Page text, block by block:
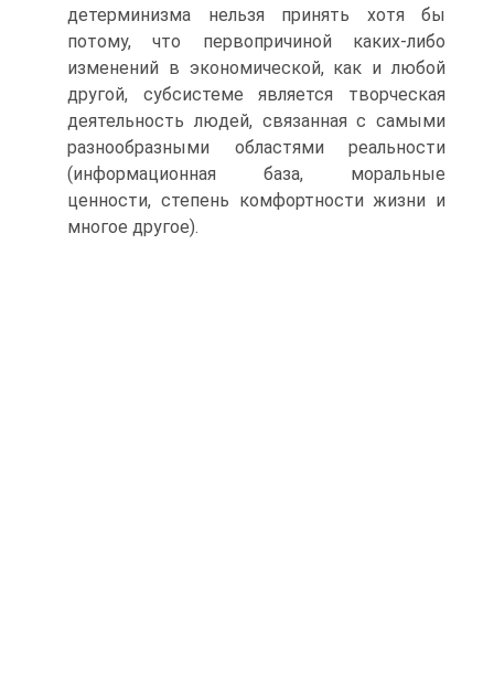
детерминизма нельзя принять хотя бы
потому, что первопричиной каких-либо
изменений в экономической, как и любой
другой, субсистеме является творческая
деятельность людей, связанная с самыми
разнообразными областями реальности
(информацион­ная база, моральные
ценности, степень комфортности жизни и
многое дру­гое).